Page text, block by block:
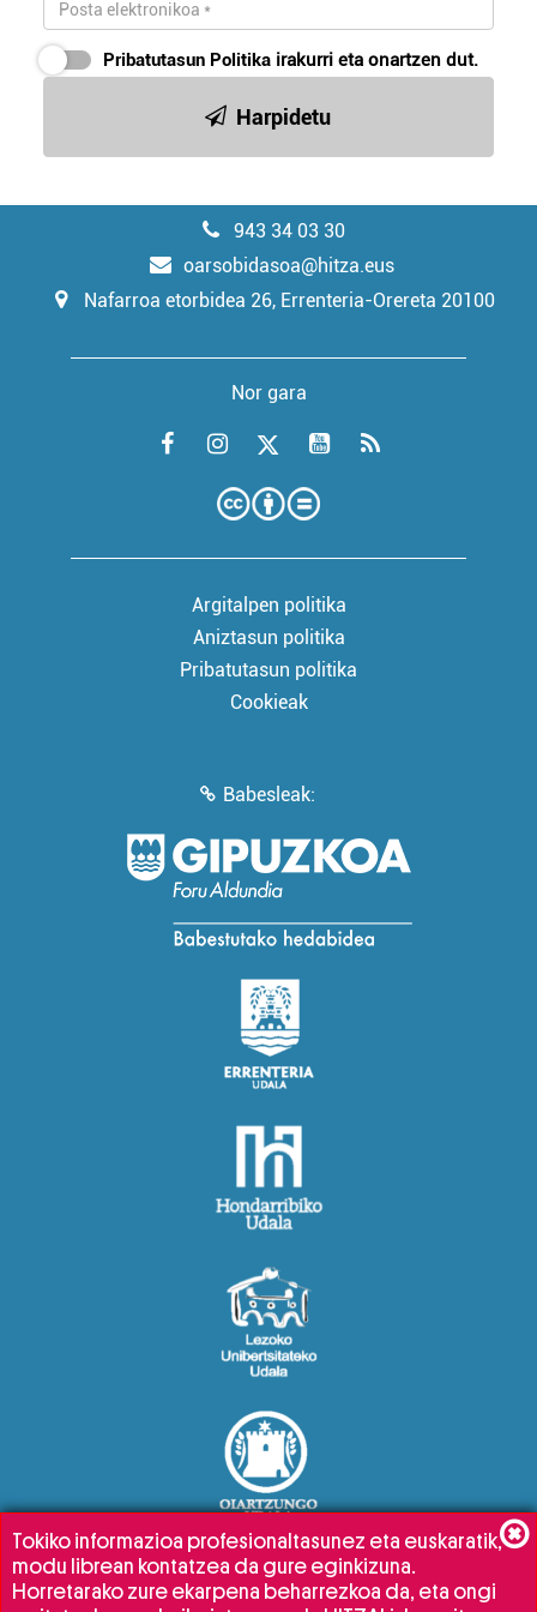
Pribatutasun Politika irakurri eta onartzen dut.
Harpidetu
943 34 03 30
oarsobidasoa@hitza.eus
Nafarroa etorbidea 26, Errenteria-Orereta 20100
Nor gara
Argitalpen politika
Aniztasun politika
Pribatutasun politika
Cookieak
Babesleak:
Tokiko informazioa profesionaltasunez eta euskaratik,
modu librean kontatzea da gure eginkizuna.
Horretarako zure ekarpena beharrezkoa da, eta ongi